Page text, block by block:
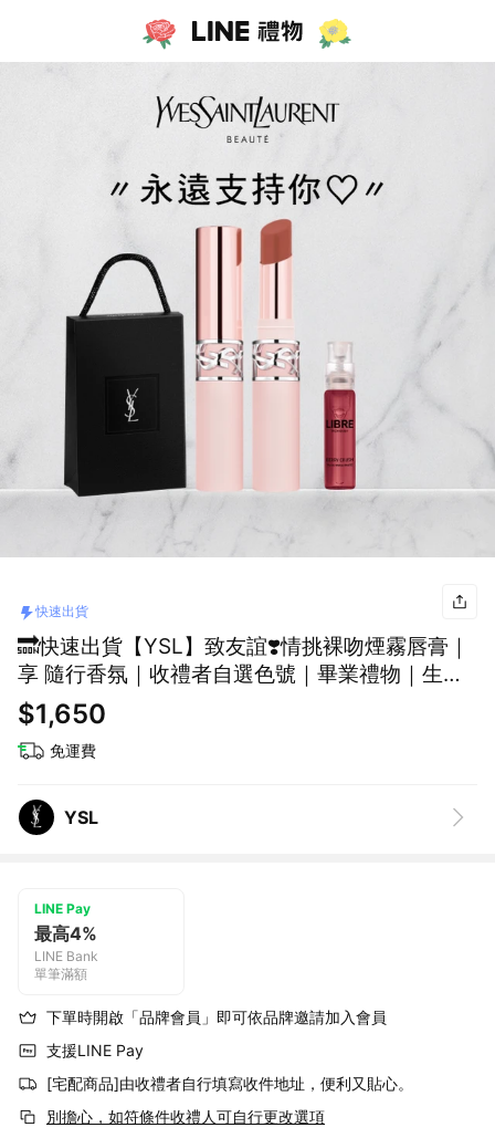
快速出貨
🔜快速出貨【YSL】致友誼❣️情挑裸吻煙霧唇膏｜
享 隨行香氛｜收禮者自選色號｜畢業禮物｜生日
禮物
$1,650
免運費
YSL
LINE Pay
最高4%
LINE Bank
單筆滿額
下單時開啟「品牌會員」即可依品牌邀請加入會員
支援LINE Pay
[宅配商品]由收禮者自行填寫收件地址，便利又貼心。
別擔心，如符條件收禮人可自行更改選項